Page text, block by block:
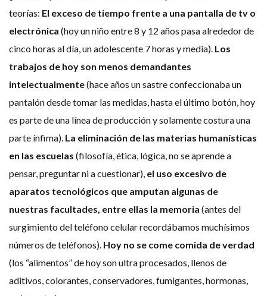
teorías: El exceso de tiempo frente a una pantalla de tv o
electrónica (hoy un niño entre 8 y 12 años pasa alrededor de
cinco horas al día, un adolescente 7 horas y media). Los
trabajos de hoy son menos demandantes
intelectualmente(hace años un sastre confeccionaba un
pantalón desde tomar las medidas, hasta el último botón, hoy
es parte de una línea de producción y solamente costura una
parte ínfima). La eliminación de las materias humanísticas
en las escuelas (filosofía, ética, lógica, no se aprende a
pensar, preguntar ni a cuestionar), el uso excesivo de
aparatos tecnológicos que amputan algunas de
nuestras facultades, entre ellas la memoria (antes del
surgimiento del teléfono celular recordábamos muchísimos
números de teléfonos). Hoy no se come comida de verdad
(los “alimentos” de hoy son ultra procesados, llenos de
aditivos, colorantes, conservadores, fumigantes, hormonas,